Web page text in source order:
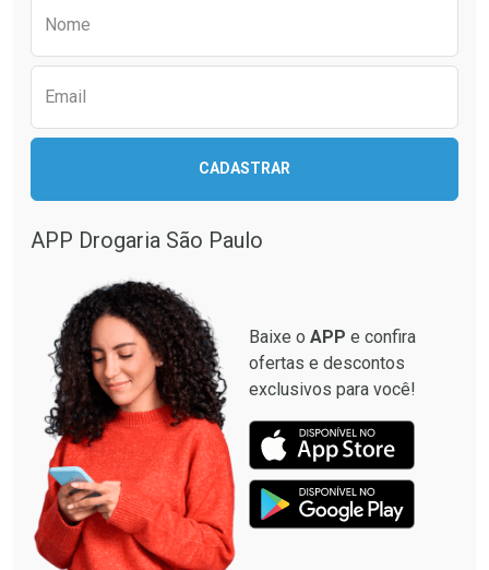
Comprar sem Desconto
Comprar sem Desconto
Comprar sem Desconto
Comprar sem Desconto
Nome
Email
CADASTRAR
APP Drogaria São Paulo
Baixe o APP e confira
ofertas e descontos
exclusivos para você!